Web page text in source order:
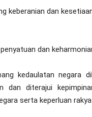
keberanian dan
dan
kedaulatan negara
dan diterajui
serta keperluan